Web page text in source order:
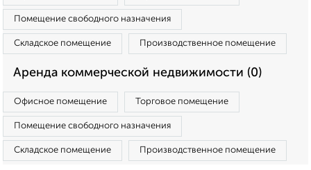
Помещение свободного назначения
Складское помещение Производственное помещение
Аренда коммерческой недвижимости (0)
Офисное помещение Торговое помещение
Помещение свободного назначения
Складское помещение Производственное помещение